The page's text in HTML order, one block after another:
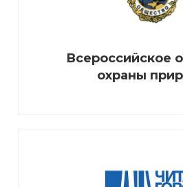
Всероссийское
охраны